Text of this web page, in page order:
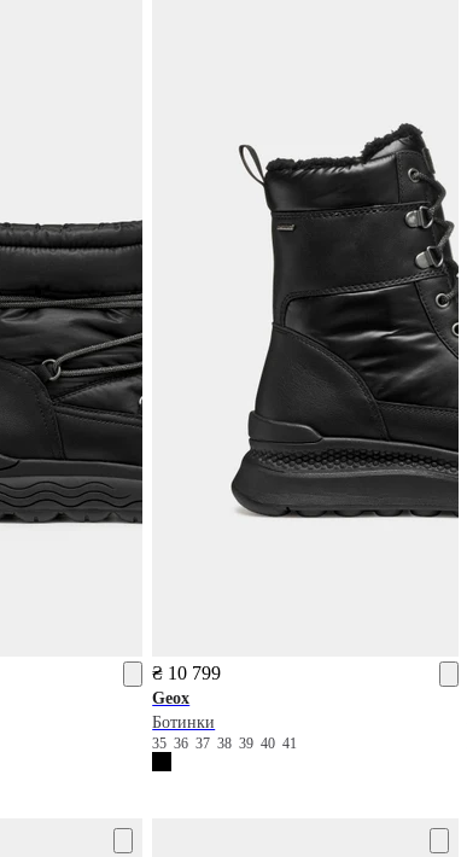
₴ 10 799
Geox
Ботинки
35363738394041